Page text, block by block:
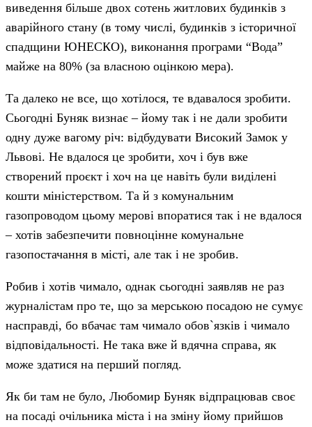
виведення більше двох сотень житлових будинків з
аварійного стану (в тому числі, будинків з історичної
спадщини ЮНЕСКО), виконання програми “Вода”
майже на 80% (за власною оцінкою мера).
Та далеко не все, що хотілося, те вдавалося зробити.
Сьогодні Буняк визнає – йому так і не дали зробити
одну дуже вагому річ: відбудувати Високий Замок у
Львові. Не вдалося це зробити, хоч і був вже
створений проєкт і хоч на це навіть були виділені
кошти міністерством. Та й з комунальним
газопроводом цьому мерові впоратися так і не вдалося
– хотів забезпечити повноцінне комунальне
газопостачання в місті, але так і не зробив.
Робив і хотів чимало, однак сьогодні заявляв не раз
журналістам про те, що за мерською посадою не сумує
насправді, бо вбачає там чимало обов`язків і чимало
відповідальності. Не така вже й вдячна справа, як
може здатися на перший погляд.
Як би там не було, Любомир Буняк відпрацював своє
на посаді очільника міста і на зміну йому прийшов